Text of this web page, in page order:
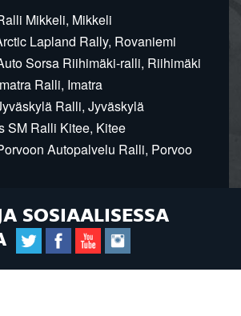
Mikkeli, Mikkeli
Lapland Rally, Rovaniemi
Sorsa Riihimäki-ralli, Riihimäki
Ralli, Imatra
Ralli, Jyväskylä
SM Ralli Kitee, Kitee
Autopalvelu Ralli, Porvoo
SOSIAALISESSA